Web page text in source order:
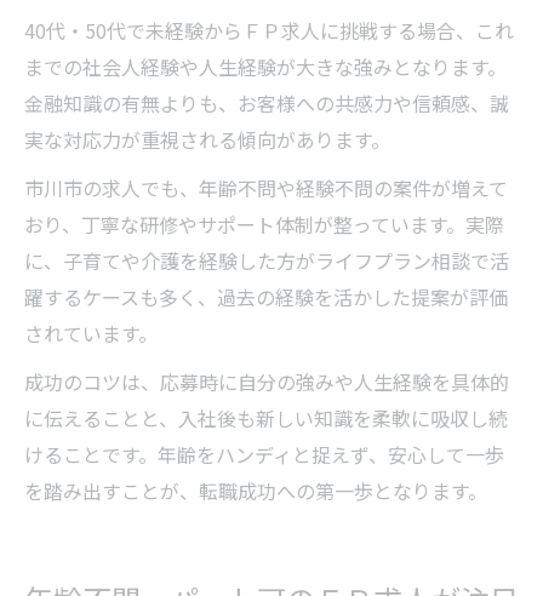
40代・50代で未経験からＦＰ求人に挑戦する場合、これ
までの社会人経験や人生経験が大きな強みとなります。
金融知識の有無よりも、お客様への共感力や信頼感、誠
実な対応力が重視される傾向があります。
市川市の求人でも、年齢不問や経験不問の案件が増えて
おり、丁寧な研修やサポート体制が整っています。実際
に、子育てや介護を経験した方がライフプラン相談で活
躍するケースも多く、過去の経験を活かした提案が評価
されています。
成功のコツは、応募時に自分の強みや人生経験を具体的
に伝えることと、入社後も新しい知識を柔軟に吸収し続
けることです。年齢をハンディと捉えず、安心して一歩
を踏み出すことが、転職成功への第一歩となります。